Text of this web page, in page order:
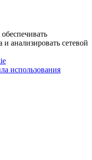
анализировать сетевой
использования